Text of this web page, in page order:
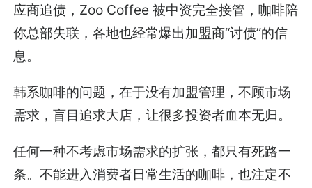
应商追债，Zoo Coffee 被中资完全接管，咖啡陪
你总部失联，各地也经常爆出加盟商“讨债”的信
息。
韩系咖啡的问题，在于没有加盟管理，不顾市场
需求，盲目追求大店，让很多投资者血本无归。
任何一种不考虑市场需求的扩张，都只有死路一
条。不能进入消费者日常生活的咖啡，也注定不